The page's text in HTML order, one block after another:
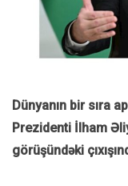
Dünyanın bir sıra
Prezidenti İlham
görüşündəki